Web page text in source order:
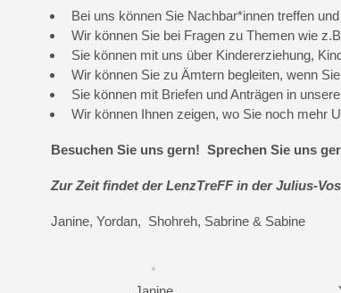
Bei uns können Sie Nachbar*innen treffen
Wir können Sie bei Fragen zu Themen wie
Sie können mit uns über Kindererziehung,
Wir können Sie zu Ämtern begleiten, wenn
Sie können mit Briefen und Anträgen in
Wir können Ihnen zeigen, wo Sie noch mehr
Besuchen Sie uns gern! Sprechen Sie uns
Zur Zeit findet der LenzTreFF in der Julius-
Janine, Yordan, Shohreh, Sabrine & Sabine